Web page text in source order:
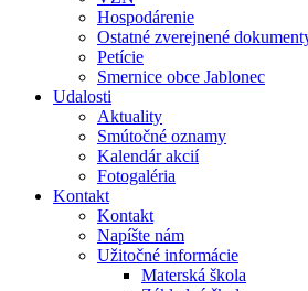
Hospodárenie
Ostatné zverejnené
Petície
Smernice obce Jablonec
Udalosti
Aktuality
Smútočné oznamy
Kalendár akcií
Fotogaléria
Kontakt
Kontakt
Napíšte nám
Užitočné informácie
Materská škola